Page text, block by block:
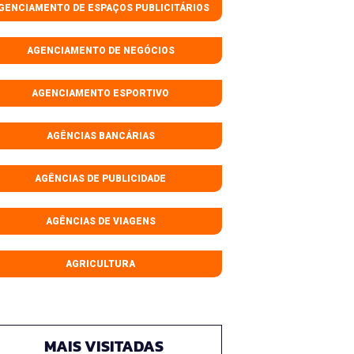
DE ESPAÇOS PUBLICITÁRIOS
AGENCIAMENTO DE NEGÓCIOS
AGENCIAMENTO ESPORTIVO
AGÊNCIAS BANCÁRIAS
AGÊNCIAS DE PUBLICIDADE
AGÊNCIAS DE VIAGENS
AGRICULTURA
MAIS VISITADAS